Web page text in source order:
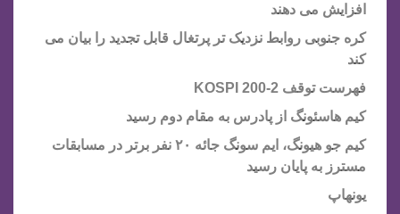
افزایش می دهند
کره جنوبی روابط نزدیک تر پرتغال قابل تجدید را بیان می
کند
فهرست توقف KOSPI 200-2
کیم هاسئونگ از پادرس به مقام دوم رسید
کیم جو هیونگ، ایم سونگ جائه ۲۰ نفر برتر در مسابقات
مسترز به پایان رسید
یونهاپ